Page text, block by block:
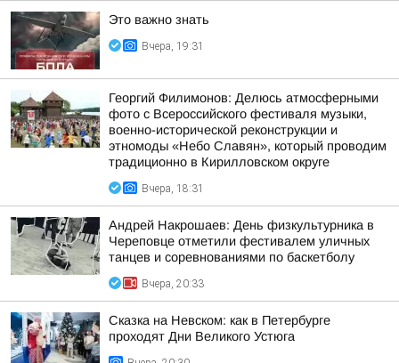
Это важно знать
Вчера, 19:31
Георгий Филимонов: Делюсь атмосферными
фото с Всероссийского фестиваля музыки,
военно-исторической реконструкции и
этномоды «Небо Славян», который проводим
традиционно в Кирилловском округе
Вчера, 18:31
Андрей Накрошаев: День физкультурника в
Череповце отметили фестивалем уличных
танцев и соревнованиями по баскетболу
Вчера, 20:33
Сказка на Невском: как в Петербурге
проходят Дни Великого Устюга